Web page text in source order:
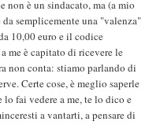
non è un sindacato, ma (a mio
semplicemente una "valenza"
10,00 euro e il codice
me è capitato di ricevere le
non conta: stiamo parlando di
Certe cose, è meglio saperle
fai vedere a me, te lo dico e
a vantarti, a pensare di